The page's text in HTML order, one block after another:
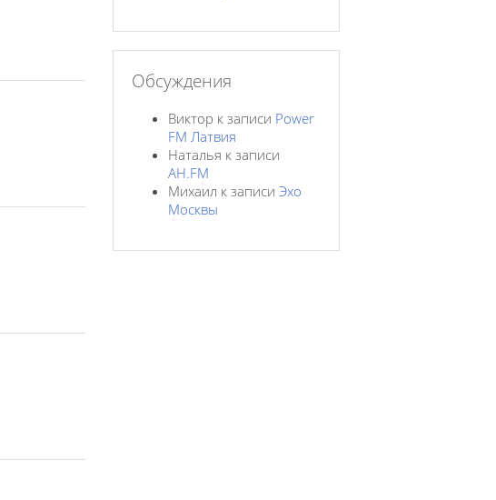
Обсуждения
Виктор к записи Power
FM Латвия
Наталья к записи
AH.FM
Михаил к записи Эхо
Москвы